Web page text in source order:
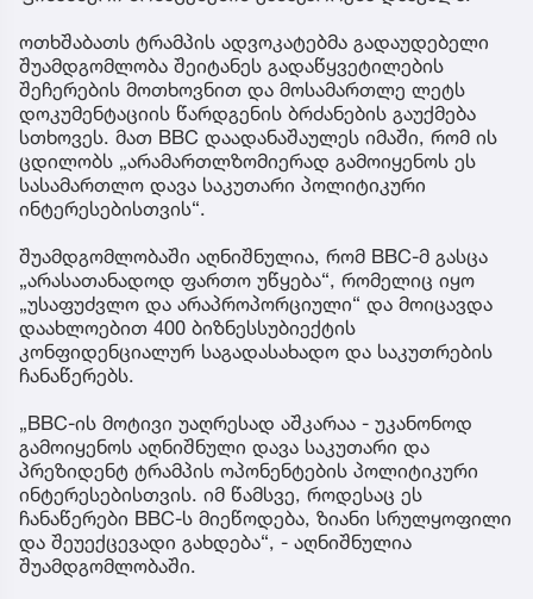
ოთხშაბათს ტრამპის ადვოკატებმა გადაუდებელი
შუამდგომლობა შეიტანეს გადაწყვეტილების
შეჩერების მოთხოვნით და მოსამართლე ლეტს
დოკუმენტაციის წარდგენის ბრძანების გაუქმება
სთხოვეს. მათ BBC დაადანაშაულეს იმაში, რომ ის
ცდილობს „არამართლზომიერად გამოიყენოს ეს
სასამართლო დავა საკუთარი პოლიტიკური
ინტერესებისთვის“.
შუამდგომლობაში აღნიშნულია, რომ BBC-მ გასცა
„არასათანადოდ ფართო უწყება“, რომელიც იყო
„უსაფუძვლო და არაპროპორციული“ და მოიცავდა
დაახლოებით 400 ბიზნესსუბიექტის
კონფიდენციალურ საგადასახადო და საკუთრების
ჩანაწერებს.
„BBC-ის მოტივი უაღრესად აშკარაა - უკანონოდ
გამოიყენოს აღნიშნული დავა საკუთარი და
პრეზიდენტ ტრამპის ოპონენტების პოლიტიკური
ინტერესებისთვის. იმ წამსვე, როდესაც ეს
ჩანაწერები BBC-ს მიეწოდება, ზიანი სრულყოფილი
და შეუექცევადი გახდება“, - აღნიშნულია
შუამდგომლობაში.